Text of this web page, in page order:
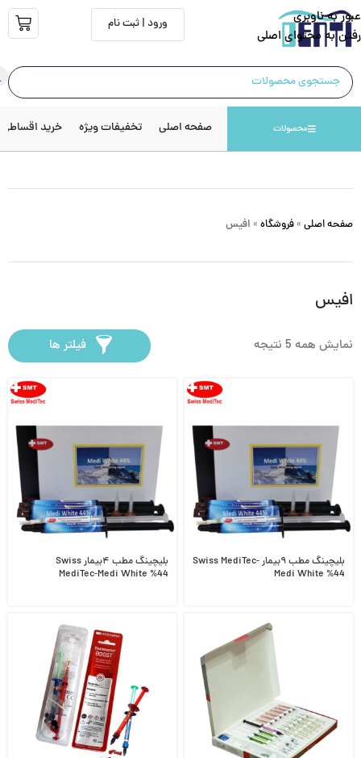
عبور به ناوبری
رفتن به محتوای اصلی
ورود | ثبت نام
محصولات صفحه اصلی تخفیفات ویژه خرید اقساطی
صفحه اصلی » فروشگاه » افیس
افیس
نمایش همه 5 نتیجه فیلتر ها
بلیچینگ مطب ۹بیمار Swiss MediTec-
Medi White %44
بلیچینگ مطب ۴بیمار Swiss
MediTec-Medi White %44